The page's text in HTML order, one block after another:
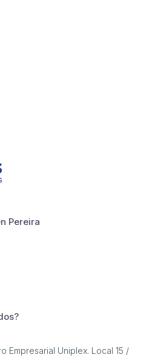
Pereira
Empresarial Uniplex. Local 15 /